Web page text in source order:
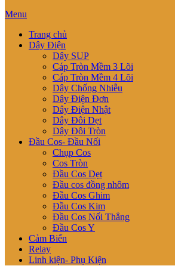
Menu
Trang chủ
Dây Điện
Dây SUP
Cáp Tròn Mềm 3 Lõi
Cáp Tròn Mềm 4 Lõi
Dây Chống Nhiễu
Dây Điện Đơn
Dây Điện Nhật
Dây Đôi Dẹt
Dây Đôi Tròn
Đầu Cos- Đầu Nối
Chụp Cos
Cos Tròn
Đầu Cos Dẹt
Đầu cos đồng nhôm
Đầu Cos Ghim
Đầu Cos Kim
Đầu Cos Nối Thẳng
Đầu Cos Y
Cảm Biến
Relay
Linh kiện- Phụ Kiện